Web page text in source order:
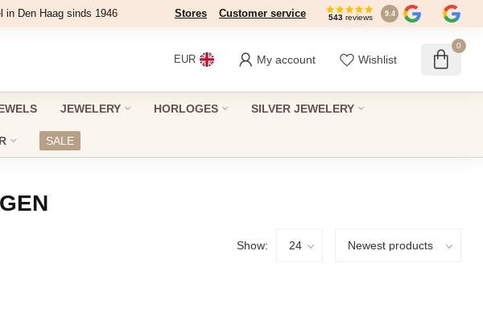
in Den Haag sinds 1946 Stores Customer service 543 reviews 9.4
EUR My account Wishlist
0
JEWELERY HORLOGES SILVER JEWELERY
SALE
Show: